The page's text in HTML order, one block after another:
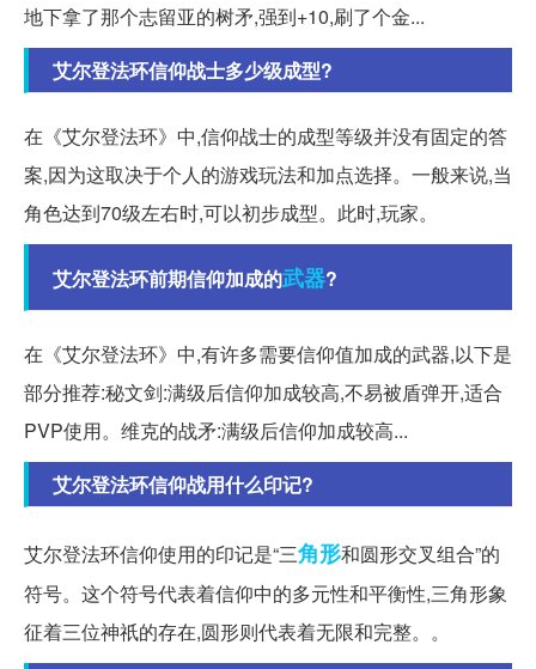
地下拿了那个志留亚的树矛,强到+10,刷了个金...
艾尔登法环信仰战士多少级成型?
在《艾尔登法环》中,信仰战士的成型等级并没有固定的答
案,因为这取决于个人的游戏玩法和加点选择。一般来说,当
角色达到70级左右时,可以初步成型。此时,玩家。
艾尔登法环前期信仰加成的武器?
在《艾尔登法环》中,有许多需要信仰值加成的武器,以下是
部分推荐:秘文剑:满级后信仰加成较高,不易被盾弹开,适合
PVP使用。维克的战矛:满级后信仰加成较高...
艾尔登法环信仰战用什么印记?
艾尔登法环信仰使用的印记是“三角形和圆形交叉组合”的
符号。这个符号代表着信仰中的多元性和平衡性,三角形象
征着三位神祇的存在,圆形则代表着无限和完整。。